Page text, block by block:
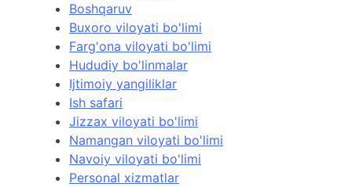
Boshqaruv
Buxoro viloyati bo'limi
Farg'ona viloyati bo'limi
Hududiy bo'linmalar
Ijtimoiy yangiliklar
Ish safari
Jizzax viloyati bo'limi
Namangan viloyati bo'limi
Navoiy viloyati bo'limi
Personal xizmatlar